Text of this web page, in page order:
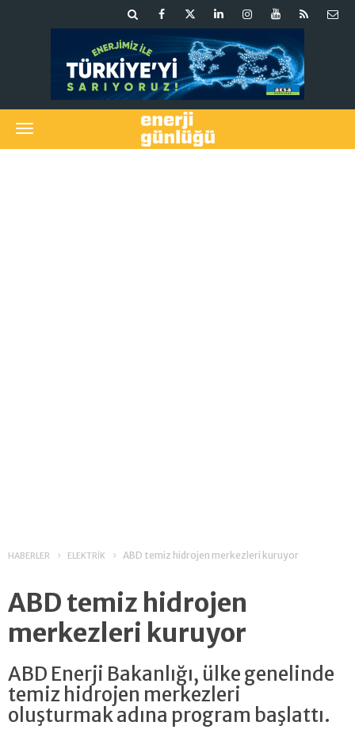
HABERLER ELEKTRİK ABD temiz hidrojen merkezleri kuruyor
ABD temiz hidrojen
merkezleri kuruyor
ABD Enerji Bakanlığı, ülke genelinde
temiz hidrojen merkezleri
oluşturmak adına program başlattı.